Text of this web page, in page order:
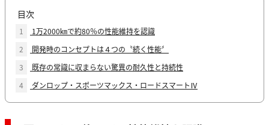
目次
1
1万2000㎞で約80％の性能維持を認識
2
開発時のコンセプトは４つの〝続く性能〞
3
既存の常識に収まらない驚異の耐久性と持続性
4
ダンロップ・スポーツマックス・ロードスマートⅣ